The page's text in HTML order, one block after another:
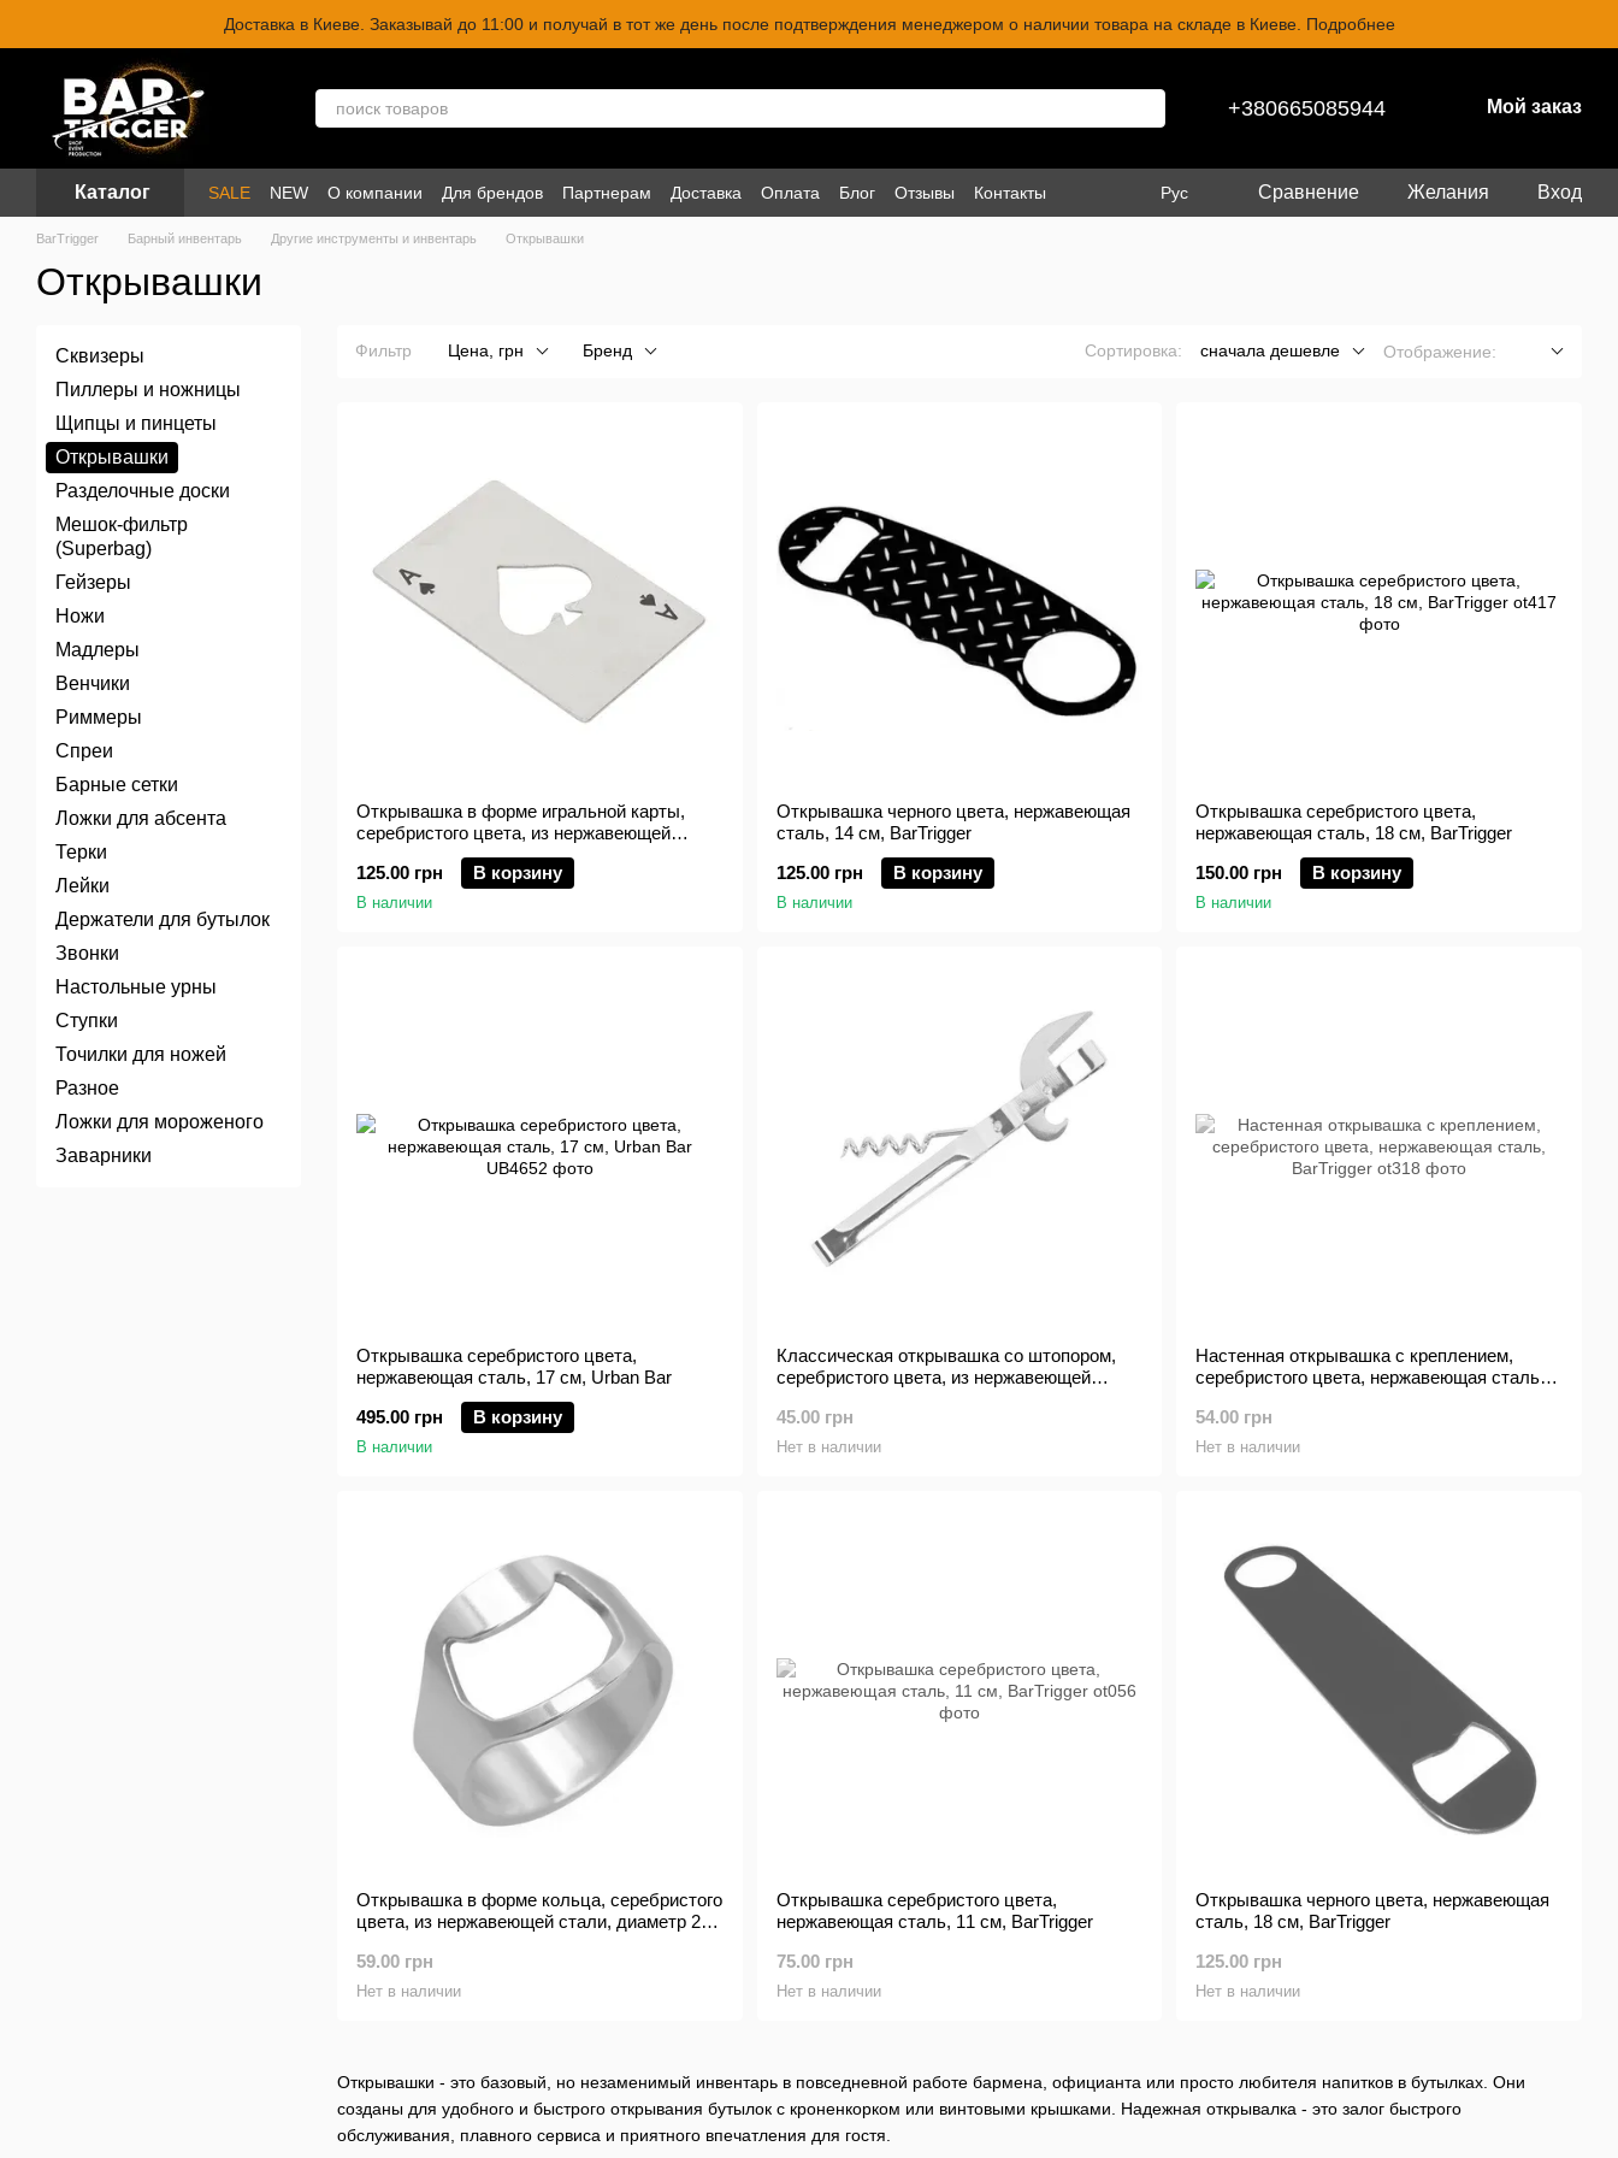
Перейти к основному контентуДоставка в Киеве. Заказывай до 11:00 и получай в тот же день после подтверждения менеджером о наличии товара на складе в Киеве. Подробнее
+380665085944 Мой заказ
Каталог SALE NEW О компании Для брендов Партнерам Доставка Оплата Блог Отзывы Контакты Рус Сравнение Желания Вход
BarTrigger Барный инвентарь Другие инструменты и инвентарь Открывашки
Открывашки
Фильтр Цена, грн Бренд Сортировка: сначала дешевле Отображение:
Открывашки - это базовый, но незаменимый инвентарь в повседневной работе бармена, официанта или просто любителя напитков в бутылках. Они
созданы для удобного и быстрого открывания бутылок с кроненкорком или винтовыми крышками. Надежная открывалка - это залог быстрого
обслуживания, плавного сервиса и приятного впечатления для гостя.
Открывашка в форме игральной карты,
серебристого цвета, из нержавеющей
стали, 8,5 см, BarTrigger
125.00 грн
В корзину
В наличии
Открывашка черного цвета, нержавеющая
сталь, 14 см, BarTrigger
125.00 грн
В корзину
В наличии
Открывашка серебристого цвета,
нержавеющая сталь, 18 см, BarTrigger
150.00 грн
В корзину
В наличии
Открывашка серебристого цвета,
нержавеющая сталь, 17 см, Urban Bar
495.00 грн
В корзину
В наличии
Классическая открывашка со штопором,
серебристого цвета, из нержавеющей
45.00 грн
Нет в наличии
Настенная открывашка с креплением,
серебристого цвета, нержавеющая сталь,
54.00 грн
Нет в наличии
Открывашка в форме кольца, серебристого
цвета, из нержавеющей стали, диаметр 2.5
59.00 грн
Нет в наличии
Открывашка серебристого цвета,
нержавеющая сталь, 11 см, BarTrigger
75.00 грн
Нет в наличии
Открывашка черного цвета, нержавеющая
сталь, 18 см, BarTrigger
125.00 грн
Нет в наличии
Сквизеры
Пиллеры и ножницы
Щипцы и пинцеты
Открывашки
Разделочные доски
Мешок-фильтр
(Superbag)
Гейзеры
Ножи
Мадлеры
Венчики
Риммеры
Спреи
Барные сетки
Ложки для абсента
Терки
Лейки
Держатели для бутылок
Звонки
Настольные урны
Ступки
Точилки для ножей
Разное
Ложки для мороженого
Заварники